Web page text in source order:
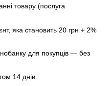
товару (послуга
яка становить 20 грн + 2%
для покупців — без
14 днів.